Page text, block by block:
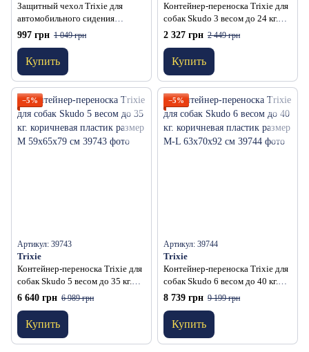
Защитный чехол Trixie для
автомобильного сидения
раздельный полиэстер бежевый
140х120 см
997 грн 1 049 грн
Купить
Контейнер-переноска Trixie для
собак Skudo 3 весом до 24 кг.
коричневая пластик размер S
40x39x60 см
2 327 грн 2 449 грн
Купить
−5%
Артикул: 39743
Trixie
Контейнер-переноска Trixie для
собак Skudo 5 весом до 35 кг.
коричневая пластик размер M
59x65x79 см
6 640 грн 6 989 грн
Купить
−5%
Артикул: 39744
Trixie
Контейнер-переноска Trixie для
собак Skudo 6 весом до 40 кг.
коричневая пластик размер M-L
63x70x92 см
8 739 грн 9 199 грн
Купить